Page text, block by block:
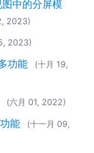
中的分屏模
2023)
2023)
功能
(十月 19,
(六月 01, 2022)
能
(十一月 09,